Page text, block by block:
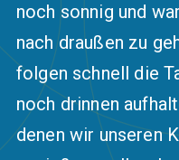
noch sonnig und
nach draußen zu
folgen schnell die
noch drinnen
denen wir unseren